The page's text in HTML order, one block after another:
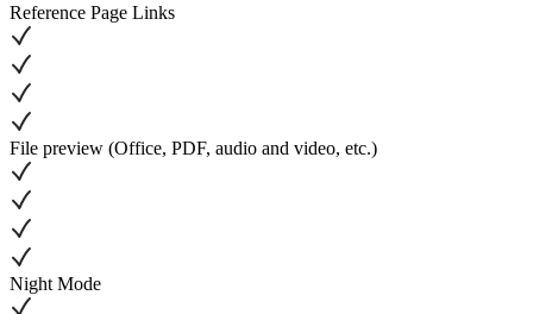
Reference Page Links
File preview (Office, PDF, audio and video, etc.)
Night Mode